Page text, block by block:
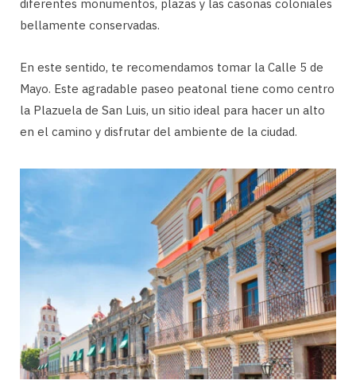
diferentes monumentos, plazas y las casonas coloniales
bellamente conservadas.
En este sentido, te recomendamos tomar la Calle 5 de
Mayo. Este agradable paseo peatonal tiene como centro
la Plazuela de San Luis, un sitio ideal para hacer un alto
en el camino y disfrutar del ambiente de la ciudad.